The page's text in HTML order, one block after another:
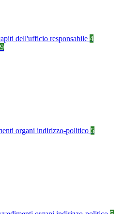
dell'ufficio responsabile 4
organi indirizzo-politico 5